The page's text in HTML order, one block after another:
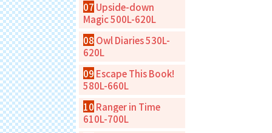
07 Upside-down
Magic 500L-620L
08 Owl Diaries 530L-
620L
09 Escape This Book!
580L-660L
10 Ranger in Time
610L-700L